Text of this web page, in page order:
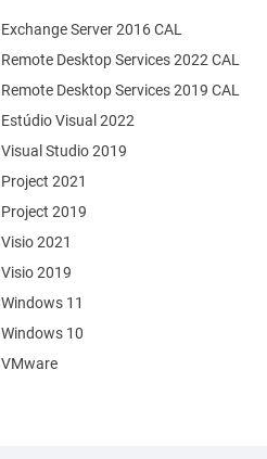
Remote Desktop Services 2022 CAL
Remote Desktop Services 2019 CAL
Exchange Server 2016 CAL
Estúdio Visual 2022
Visual Studio 2019
Project 2021
Project 2019
Visio 2021
Visio 2019
Windows 11
Windows 10
VMware